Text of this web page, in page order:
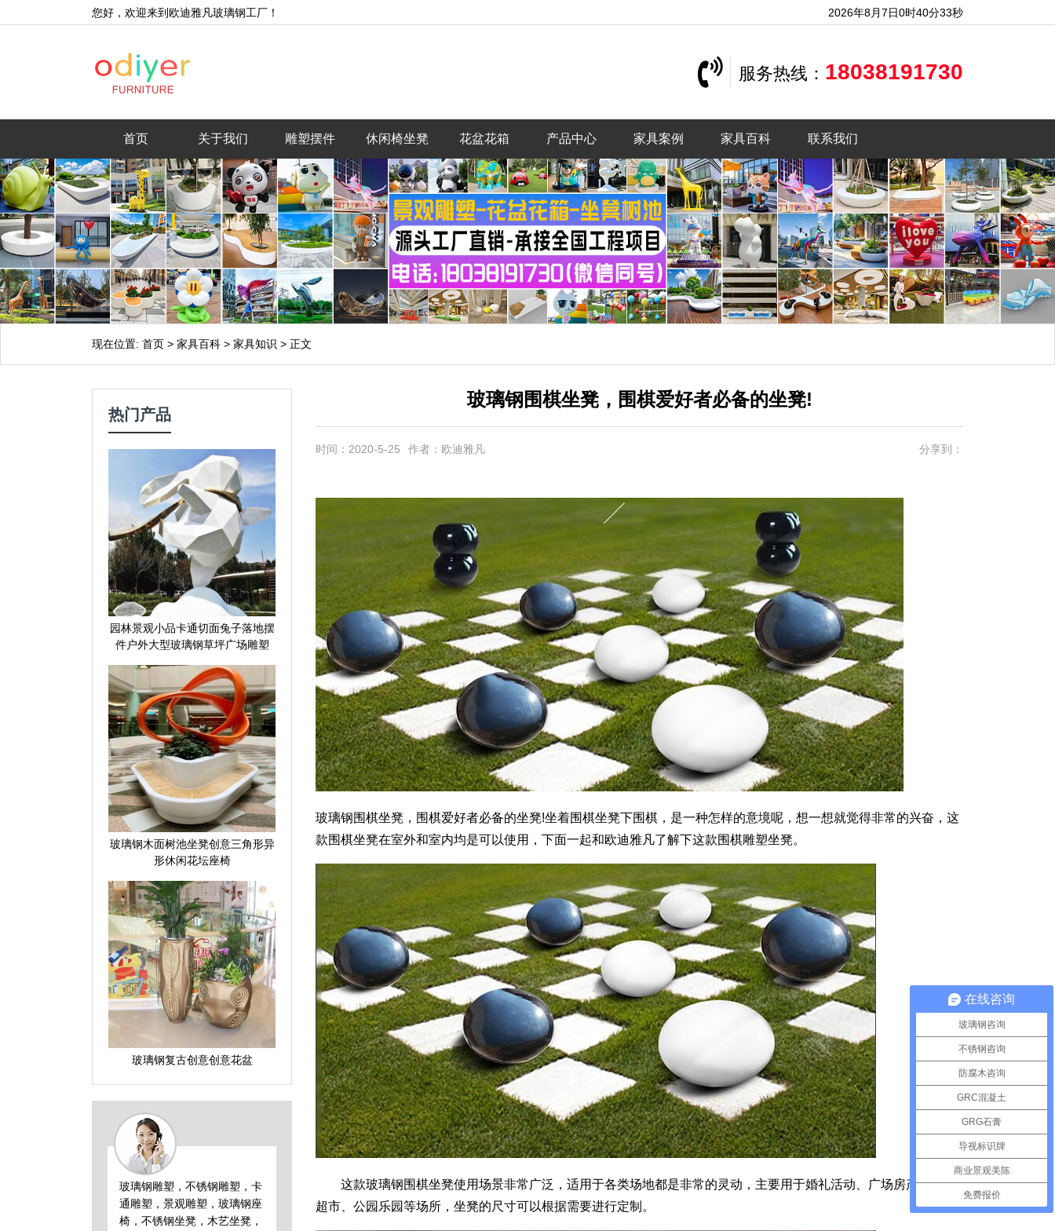
您好，欢迎来到欧迪雅凡玻璃钢工厂！ 2026年8月7日0时40分35秒
服务热线： 18038191730
首页 关于我们 雕塑摆件 休闲椅坐凳 花盆花箱 产品中心 家具案例 家具百科 联系我们
现在位置: 首页 > 家具百科 > 家具知识 > 正文
热门产品
园林景观小品卡通切面兔子落地摆
件户外大型玻璃钢草坪广场雕塑
玻璃钢木面树池坐凳创意三角形异
形休闲花坛座椅
玻璃钢复古创意创意花盆
玻璃钢雕塑，不锈钢雕塑，卡
通雕塑，景观雕塑，玻璃钢座
椅，不锈钢坐凳，木艺坐凳，
玻璃钢围棋坐凳，围棋爱好者必备的坐凳!
时间：2020-5-25 作者：欧迪雅凡 分享到：
玻璃钢围棋坐凳，围棋爱好者必备的坐凳!坐着围棋坐凳下围棋，是一种怎样的意境呢，想一想就觉得非常的兴奋，这
款围棋坐凳在室外和室内均是可以使用，下面一起和欧迪雅凡了解下这款围棋雕塑坐凳。
这款玻璃钢围棋坐凳使用场景非常广泛，适用于各类场地都是非常的灵动，主要用于婚礼活动、广场房产、商场
超市、公园乐园等场所，坐凳的尺寸可以根据需要进行定制。
在线咨询
玻璃钢咨询
不锈钢咨询
防腐木咨询
GRC混凝土
GRG石膏
导视标识牌
商业景观美陈
免费报价